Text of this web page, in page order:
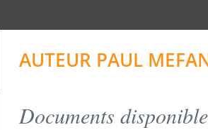
AUTEUR PAUL
Documents